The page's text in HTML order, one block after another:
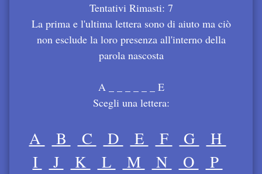
Tentativi Rimasti: 7
La prima e l'ultima lettera sono di aiuto ma ciò
non esclude la loro presenza all'interno della
parola nascosta
A _ _ _ _ _ _ E
Scegli una lettera:
A B C D E F G
H
I
J K L M N O
P